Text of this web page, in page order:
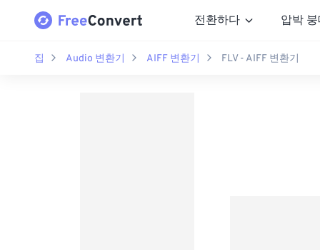
전환하다 압박
집 Audio 변환기 AIFF 변환기 FLV - AIFF 변환기